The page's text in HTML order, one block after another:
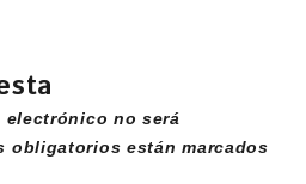
no será
obligatorios están marcados